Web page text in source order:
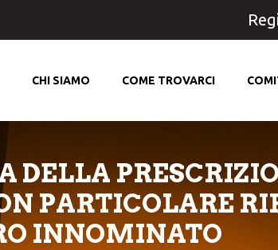
CHI SIAMO COME TROVARCI
DELLA
PARTICOLARE
INNOMINATO